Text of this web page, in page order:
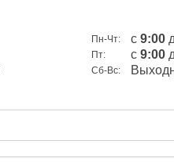
Пн-Чт: c9:00
Пт: c9:00
Сб-Вс: